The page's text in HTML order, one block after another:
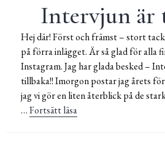
Intervjun är
Hej där! Först och främst – stort
på förra inlägget. Är så glad för alla
Instagram. Jag har glada besked –
tillbaka!! Imorgon postar jag årets
jag vi gör en liten återblick på de
…Fortsätt läsa